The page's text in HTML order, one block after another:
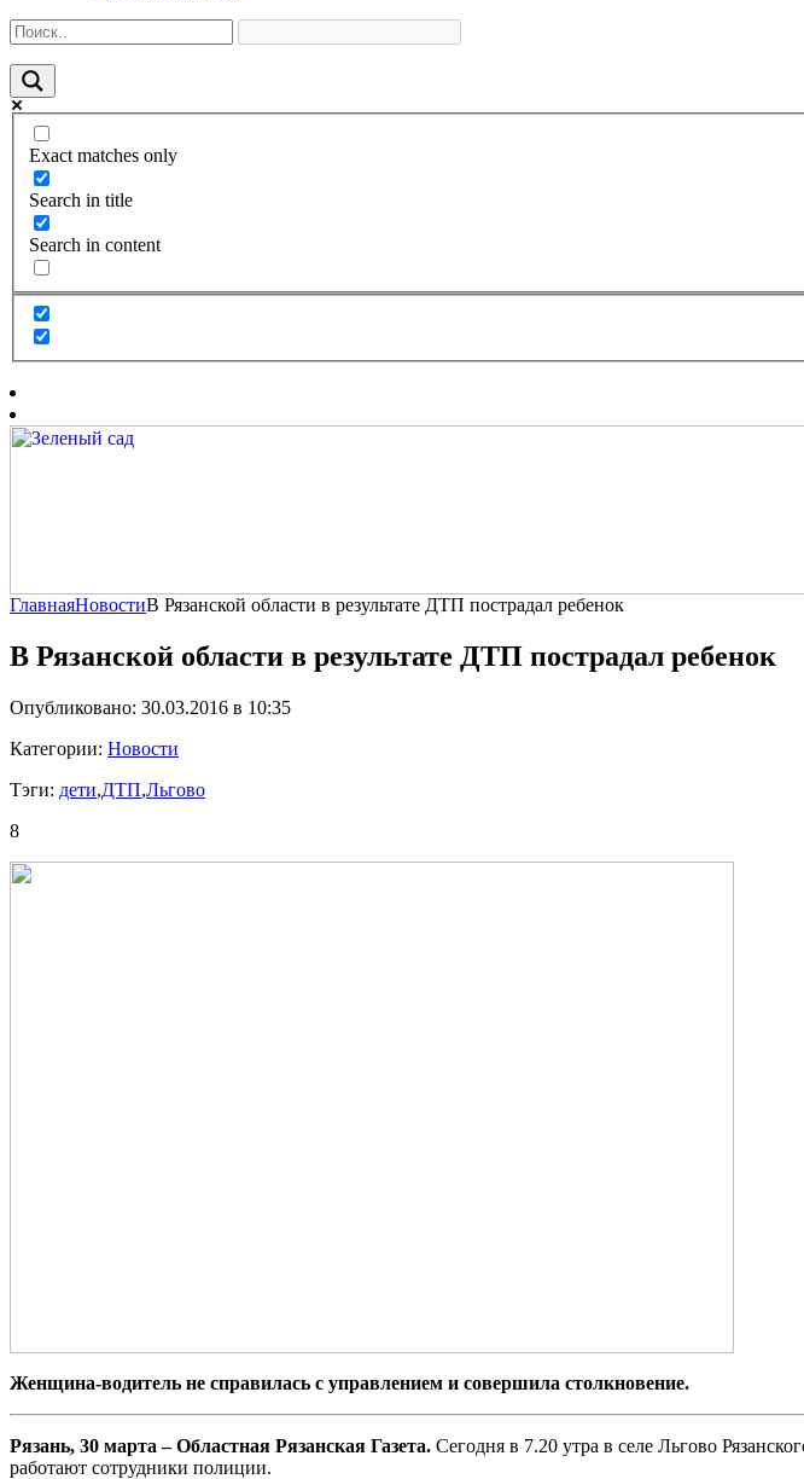
Exact matches only
Search in title
Search in content
ГлавнаяНовостиВ Рязанской области в результате ДТП пострадал ребенок
В Рязанской области в результате ДТП пострадал ребенок
Опубликовано: 30.03.2016 в 10:35
Категории: Новости
Тэги: дети,ДТП,Льгово
8
Женщина-водитель не справилась с управлением и совершила столкновение.
Рязань, 30 марта – Областная Рязанская Газета. Сегодня в 7.20 утра в селе Льгово
работают сотрудники полиции.